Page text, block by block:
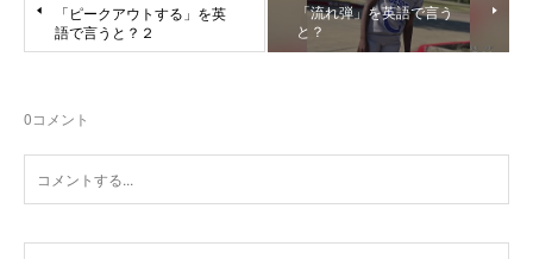
「ピークアウトする」を英
語で言うと？２
「流れ弾」を英語で言う
と？
0コメント